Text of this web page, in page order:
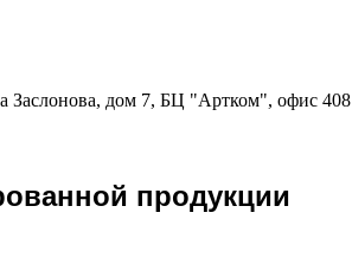
Заслонова, дом 7, БЦ "Артком", офис 408
продукции